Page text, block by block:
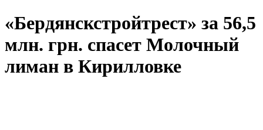
«Бердянскстройтрест» за 56,5
млн. грн. спасет Молочный
лиман в Кирилловке